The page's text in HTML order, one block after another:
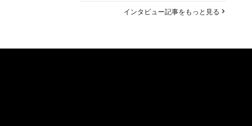
インタビュー記事をもっと見る